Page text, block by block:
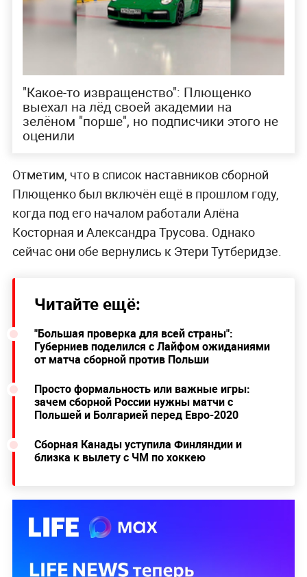
"Какое-то извращенство": Плющенко
выехал на лёд своей академии на
зелёном "порше", но подписчики этого не
оценили
Отметим, что в список наставников сборной
Плющенко был включён ещё в прошлом году,
когда под его началом работали Алёна
Косторная и Александра Трусова. Однако
сейчас они обе вернулись к Этери Тутберидзе.
Читайте ещё:
"Большая проверка для всей страны":
Губерниев поделился с Лайфом ожиданиями
от матча сборной против Польши
Просто формальность или важные игры:
зачем сборной России нужны матчи с
Польшей и Болгарией перед Евро-2020
Сборная Канады уступила Финляндии и
близка к вылету с ЧМ по хоккею